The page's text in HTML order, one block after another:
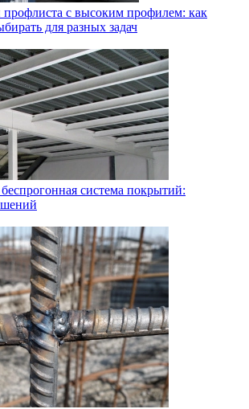
профлиста с высоким профилем: как
для разных задач
система покрытий: